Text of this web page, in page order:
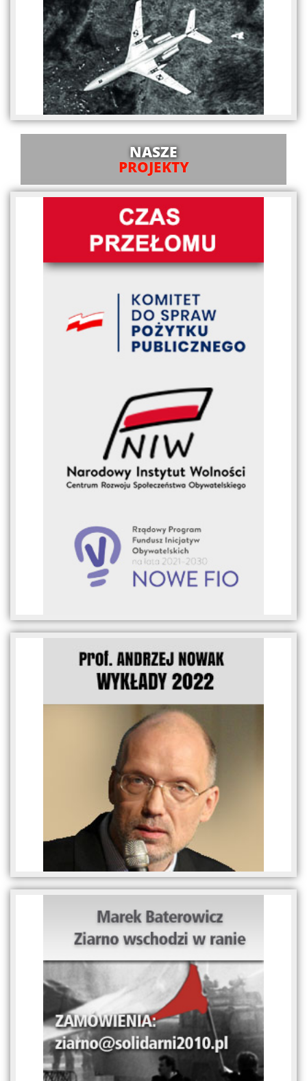
NASZE
PROJEKTY